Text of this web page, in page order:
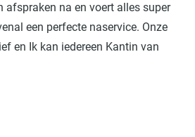
afspraken na en voert alles super
een perfecte naservice. Onze
en Ik kan iedereen Kantin van